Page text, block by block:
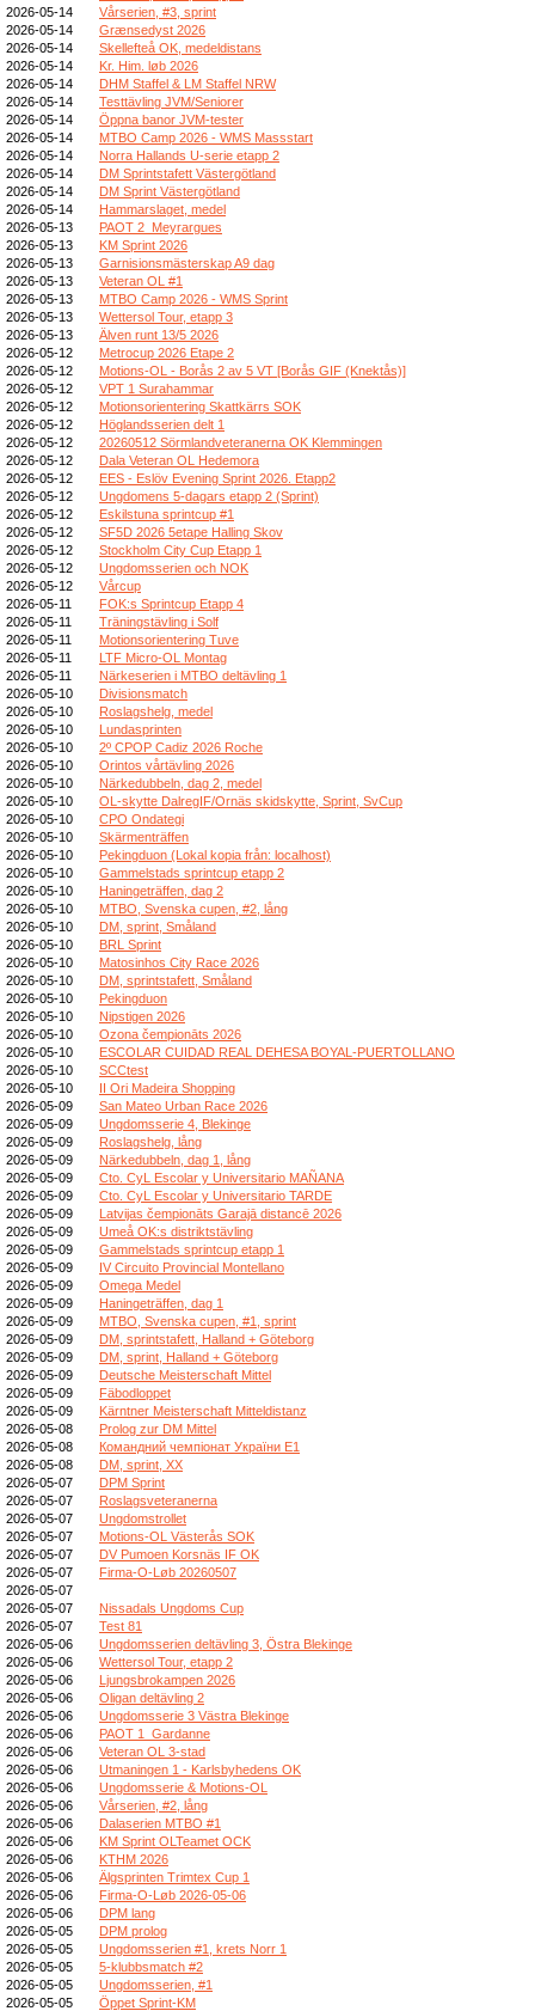
2026-05-14
Vårserien, #3, sprint
2026-05-14
Grænsedyst 2026
2026-05-14
Skellefteå OK, medeldistans
2026-05-14
Kr. Him. løb 2026
2026-05-14
DHM Staffel & LM Staffel NRW
2026-05-14
Testtävling JVM/Seniorer
2026-05-14
Öppna banor JVM-tester
2026-05-14
MTBO Camp 2026 - WMS Massstart
2026-05-14
Norra Hallands U-serie etapp 2
2026-05-14
DM Sprintstafett Västergötland
2026-05-14
DM Sprint Västergötland
2026-05-14
Hammarslaget, medel
2026-05-13
PAOT 2_Meyrargues
2026-05-13
KM Sprint 2026
2026-05-13
Garnisionsmästerskap A9 dag
2026-05-13
Veteran OL #1
2026-05-13
MTBO Camp 2026 - WMS Sprint
2026-05-13
Wettersol Tour, etapp 3
2026-05-13
Älven runt 13/5 2026
2026-05-12
Metrocup 2026 Etape 2
2026-05-12
Motions-OL - Borås 2 av 5 VT [Borås GIF (Knektås)]
2026-05-12
VPT 1 Surahammar
2026-05-12
Motionsorientering Skattkärrs SOK
2026-05-12
Höglandsserien delt 1
2026-05-12
20260512 Sörmlandveteranerna OK Klemmingen
2026-05-12
Dala Veteran OL Hedemora
2026-05-12
EES - Eslöv Evening Sprint 2026. Etapp2
2026-05-12
Ungdomens 5-dagars etapp 2 (Sprint)
2026-05-12
Eskilstuna sprintcup #1
2026-05-12
SF5D 2026 5etape Halling Skov
2026-05-12
Stockholm City Cup Etapp 1
2026-05-12
Ungdomsserien och NOK
2026-05-12
Vårcup
2026-05-11
FOK:s Sprintcup Etapp 4
2026-05-11
Träningstävling i Solf
2026-05-11
Motionsorientering Tuve
2026-05-11
LTF Micro-OL Montag
2026-05-11
Närkeserien i MTBO deltävling 1
2026-05-10
Divisionsmatch
2026-05-10
Roslagshelg, medel
2026-05-10
Lundasprinten
2026-05-10
2º CPOP Cadiz 2026 Roche
2026-05-10
Orintos vårtävling 2026
2026-05-10
Närkedubbeln, dag 2, medel
2026-05-10
OL-skytte DalregIF/Ornäs skidskytte, Sprint, SvCup
2026-05-10
CPO Ondategi
2026-05-10
Skärmenträffen
2026-05-10
Pekingduon (Lokal kopia från: localhost)
2026-05-10
Gammelstads sprintcup etapp 2
2026-05-10
Haningeträffen, dag 2
2026-05-10
MTBO, Svenska cupen, #2, lång
2026-05-10
DM, sprint, Småland
2026-05-10
BRL Sprint
2026-05-10
Matosinhos City Race 2026
2026-05-10
DM, sprintstafett, Småland
2026-05-10
Pekingduon
2026-05-10
Nipstigen 2026
2026-05-10
Ozona čempionāts 2026
2026-05-10
ESCOLAR CUIDAD REAL DEHESA BOYAL-PUERTOLLANO
2026-05-10
SCCtest
2026-05-10
II Ori Madeira Shopping
2026-05-09
San Mateo Urban Race 2026
2026-05-09
Ungdomsserie 4, Blekinge
2026-05-09
Roslagshelg, lång
2026-05-09
Närkedubbeln, dag 1, lång
2026-05-09
Cto. CyL Escolar y Universitario MAÑANA
2026-05-09
Cto. CyL Escolar y Universitario TARDE
2026-05-09
Latvijas čempionāts Garajā distancē 2026
2026-05-09
Umeå OK:s distriktstävling
2026-05-09
Gammelstads sprintcup etapp 1
2026-05-09
IV Circuito Provincial Montellano
2026-05-09
Omega Medel
2026-05-09
Haningeträffen, dag 1
2026-05-09
MTBO, Svenska cupen, #1, sprint
2026-05-09
DM, sprintstafett, Halland + Göteborg
2026-05-09
DM, sprint, Halland + Göteborg
2026-05-09
Deutsche Meisterschaft Mittel
2026-05-09
Fäbodloppet
2026-05-09
Kärntner Meisterschaft Mitteldistanz
2026-05-08
Prolog zur DM Mittel
2026-05-08
Командний чемпіонат України E1
2026-05-08
DM, sprint, XX
2026-05-07
DPM Sprint
2026-05-07
Roslagsveteranerna
2026-05-07
Ungdomstrollet
2026-05-07
Motions-OL Västerås SOK
2026-05-07
DV Pumoen Korsnäs IF OK
2026-05-07
Firma-O-Løb 20260507
2026-05-07
2026-05-07
Nissadals Ungdoms Cup
2026-05-07
Test 81
2026-05-06
Ungdomsserien deltävling 3, Östra Blekinge
2026-05-06
Wettersol Tour, etapp 2
2026-05-06
Ljungsbrokampen 2026
2026-05-06
Oligan deltävling 2
2026-05-06
Ungdomsserie 3 Västra Blekinge
2026-05-06
PAOT 1_Gardanne
2026-05-06
Veteran OL 3-stad
2026-05-06
Utmaningen 1 - Karlsbyhedens OK
2026-05-06
Ungdomsserie & Motions-OL
2026-05-06
Vårserien, #2, lång
2026-05-06
Dalaserien MTBO #1
2026-05-06
KM Sprint OLTeamet OCK
2026-05-06
KTHM 2026
2026-05-06
Älgsprinten Trimtex Cup 1
2026-05-06
Firma-O-Løb 2026-05-06
2026-05-06
DPM lang
2026-05-05
DPM prolog
2026-05-05
Ungdomsserien #1, krets Norr 1
2026-05-05
5-klubbsmatch #2
2026-05-05
Ungdomsserien, #1
2026-05-05
Öppet Sprint-KM